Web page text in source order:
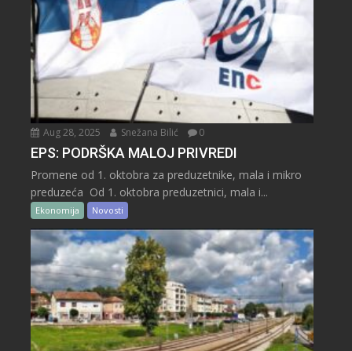
Aug 28, 2025 Snežana Bilić 0
EPS: PODRŠKA MALOJ PRIVREDI
Promene od 1. oktobra za preduzetnike, mala i mikro
preduzeća Od 1. oktobra preduzetnici, mala i...
Ekonomija Novosti